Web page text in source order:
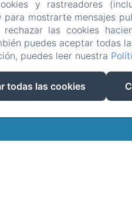
Bienvenida
Las casas
Política de privacidad
y rastreadores
para mostrarte mensajes
las cookies
puedes aceptar todas
puedes leer nuestra
todas las cookies